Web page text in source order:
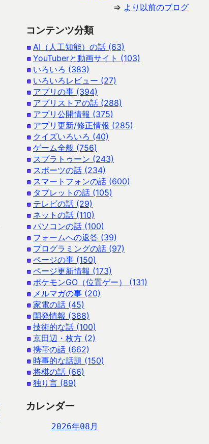
⇒ より以前のブログ
コンテンツ分類
AI（人工知能）の話 (63)
YouTuberと動画サイト (103)
いろいろ (383)
いろいろレビュー (27)
アプリの事 (394)
アプリストアの話 (288)
アプリ公開情報 (375)
アプリ更新/修正情報 (285)
クイズいろいろ (40)
ゲーム全般 (756)
スプラトゥーン (243)
スポーツの話 (234)
スマートフォンの話 (600)
タブレットの話 (105)
テレビの話 (29)
ネットの話 (110)
パソコンの話 (100)
フォームへの返答 (39)
プログラミングの話 (97)
ページの事 (150)
ページ更新情報 (173)
ポケモンGO（位置ゲー） (131)
メルマガの事 (20)
家電の話 (45)
開発情報 (388)
技術的な話 (100)
京田辺・枚方 (2)
携帯の話 (662)
時事的な話題 (150)
将棋の話 (66)
独り言 (89)
カレンダー
2026年08月